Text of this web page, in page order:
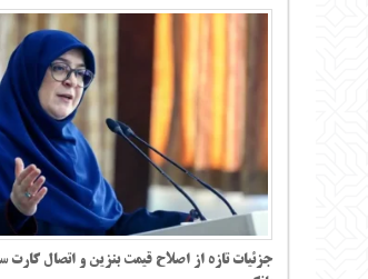
جزئیات تازه از اصلاح قیمت بنزین و اتصال کارت